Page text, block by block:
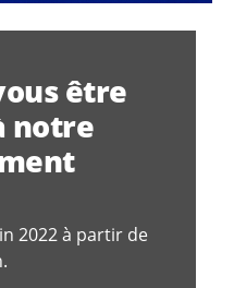
être
notre
2022 à partir de